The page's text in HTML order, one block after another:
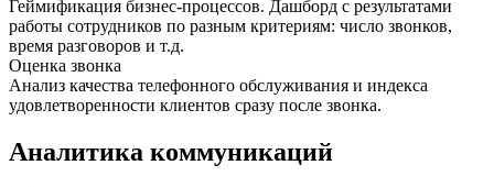
Геймификация бизнес-процессов. Дашборд с результатами
работы сотрудников по разным критериям: число звонков,
время разговоров и т.д.
Оценка звонка
Анализ качества телефонного обслуживания и индекса
удовлетворенности клиентов сразу после звонка.
Аналитика коммуникаций